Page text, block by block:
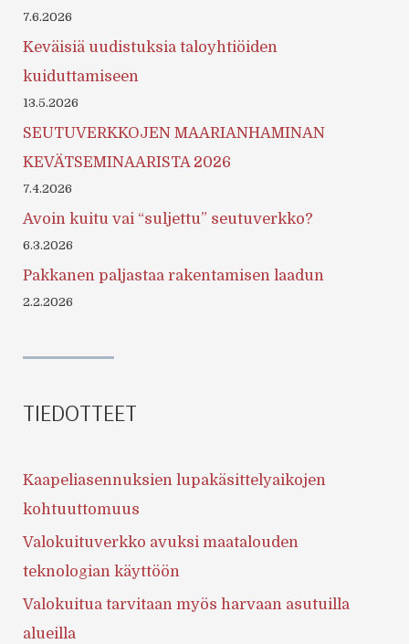
7.6.2026
Keväisiä uudistuksia taloyhtiöiden
kuiduttamiseen
13.5.2026
SEUTUVERKKOJEN MAARIANHAMINAN
KEVÄTSEMINAARISTA 2026
7.4.2026
Avoin kuitu vai “suljettu” seutuverkko?
6.3.2026
Pakkanen paljastaa rakentamisen laadun
2.2.2026
TIEDOTTEET
Kaapeliasennuksien lupakäsittelyaikojen
kohtuuttomuus
Valokuituverkko avuksi maatalouden
teknologian käyttöön
Valokuitua tarvitaan myös harvaan asutuilla
alueilla